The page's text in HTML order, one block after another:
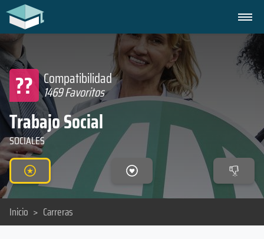
Trabajo Social
Compatibilidad
1469 Favoritos
??
SOCIALES
Inicio > Carreras